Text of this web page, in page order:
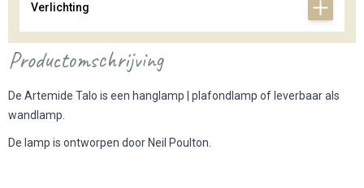
Verlichting
Productomschrijving
De Artemide Talo is een hanglamp | plafondlamp of leverbaar als
wandlamp.
De lamp is ontworpen door Neil Poulton.